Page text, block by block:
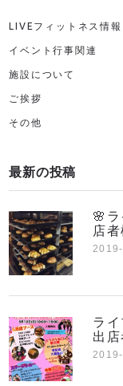
LIVEフィットネス情報
イベント行事関連
施設について
ご挨拶
その他
最新の投稿
🌸
店
ラ
出